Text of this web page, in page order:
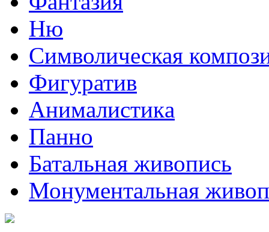
Ню
Символическая
Фигуратив
Анималистикa
Панно
Батальная живопись
Монументальная